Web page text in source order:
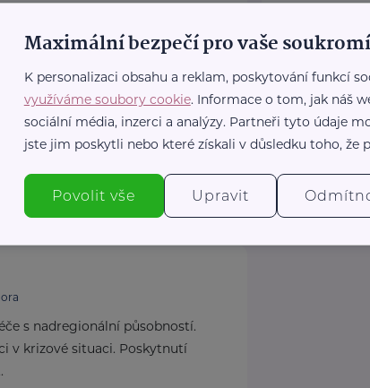
Poskytujeme
Vydáváme
Akreditované
https://
+420 222
rscr@rscr.cz
s nadregionální působností.
v krizové situaci. Poskytnutí
Maximální bezpečí pro vaše
K personalizaci obsahu a reklam, poskytování funkcí
využíváme soubory cookie. Informace o tom, jak náš
sociální média, inzerci a analýzy. Partneři tyto údaje
jste jim poskytli nebo které získali v důsledku toho, že
Povolit vše Upravit